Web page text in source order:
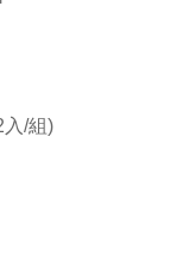
入/組)